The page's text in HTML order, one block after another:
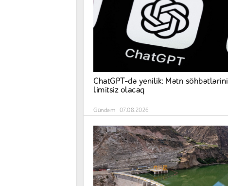
ChatGPT-də yenilik: Mətn söhbətlərini
limitsiz olacaq
Gündəm 07.08.2026